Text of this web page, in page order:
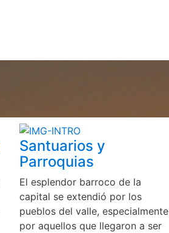
Santuarios y
Parroquias
El esplendor barroco de la
capital se extendió por los
pueblos del valle, especialmente
por aquellos que llegaron a ser